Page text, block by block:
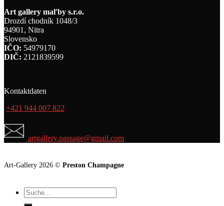
Art gallery maľby s.r.o.
Drozdí chodník 1048/3
94901, Nitra
Slovensko
IČO: 54979170
DIČ: 2121839599
Kontaktdaten
+421 944 007 822
artgallery.passage@gmail.com
Art-Gallery 2026 © Preston Champagne
Suche
nach: